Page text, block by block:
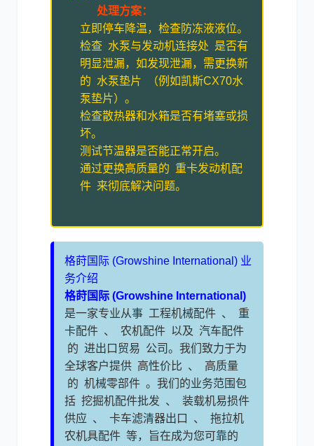
处理方案：
立即停车降温，检查防冻液液位。
检查 水泵与发动机连接处 是否有
明显泄漏，如发现泄漏，需更换新
的 水泵垫片 （例如凯斯CX70水
泵垫片）。
检查散热器和水箱是否有堵塞或损
坏。
测试节温器是否能正常开启。
通过更换高质量的 重卡发动机配
件 来彻底解决问题。
格莳国际 (Growshine International) 业
务介绍
格莳国际 (Growshine International)
是一家专业从事 工程机械配件 、 重
卡配件 、 农机配件 以及 汽车配件
的 进出口贸易 公司。我们致力于为
全球客户提供 高性价比 、 高质量
的 机械零部件 。我们的业务范围包
括 挖掘机配件批发 、 装载机易损件
供应 、 卡车滤清器出口 、 拖拉机
农机具配件 等，旨在成为您可靠的